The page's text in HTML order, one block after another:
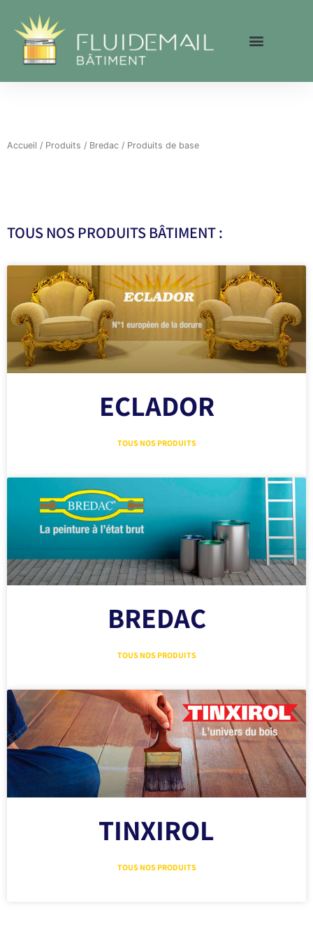
contenu
Accueil / Produits / Bredac / Produits de base
TOUS NOS PRODUITS BÂTIMENT :
ECLADOR
TOUS NOS PRODUITS
BREDAC
TOUS NOS PRODUITS
TINXIROL
TOUS NOS PRODUITS